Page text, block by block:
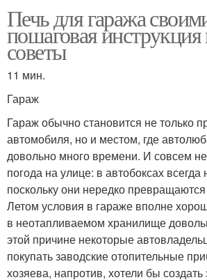
Печь для гаража
пошаговая
советы
11 мин.
Гараж
Гараж обычно становится не только
автомобиля, но и местом, где
довольно много времени. И совсем
погода на улице: в автобоксах всегда
поскольку они нередко
Летом условия в гараже вполне
в неотапливаемом хранилище
этой причине некоторые
покупать заводские отопительные
хозяева, напротив, хотели бы